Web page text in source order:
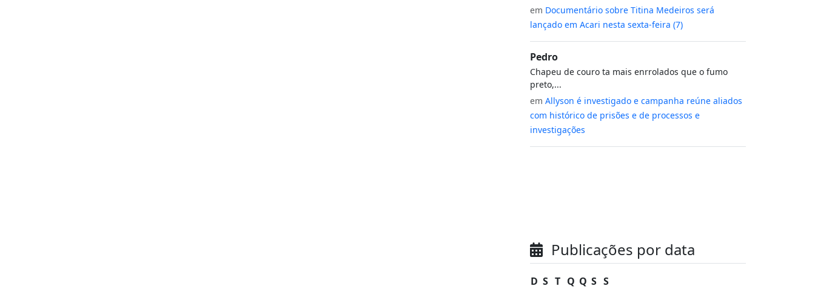
em Documentário sobre Titina Medeiros será
lançado em Acari nesta sexta-feira (7)
Pedro
Chapeu de couro ta mais enrrolados que o fumo
preto,...
em Allyson é investigado e campanha reúne aliados
com histórico de prisões e de processos e
investigações
Publicações por data
D S T Q Q S S